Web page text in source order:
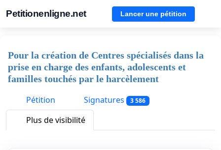
Petitionenligne.net Lancer une pétition
Pour la création de Centres spécialisés dans la
prise en charge des enfants, adolescents et
familles touchés par le harcèlement
Pétition
Signatures 3 586
Plus de visibilité